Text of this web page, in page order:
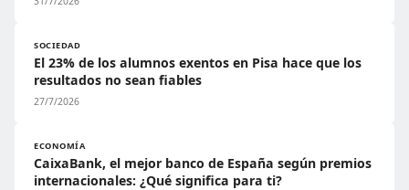
SOCIEDAD
El 23% de los alumnos exentos en Pisa hace que los
resultados no sean fiables
27/7/2026
ECONOMÍA
CaixaBank, el mejor banco de España según premios
internacionales: ¿Qué significa para ti?